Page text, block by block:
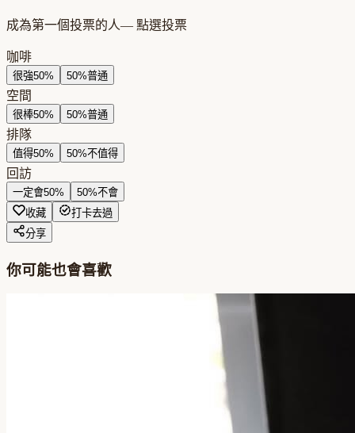
成為第一個投票的人— 點選投票
咖啡
很強50% 50%普通
空間
很棒50% 50%普通
排隊
值得50% 50%不值得
回訪
一定會50% 50%不會
收藏
打卡去過
分享
你可能也會喜歡